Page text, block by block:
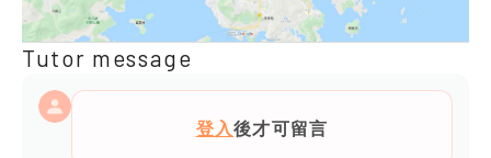
Tutor message
登入後才可留言